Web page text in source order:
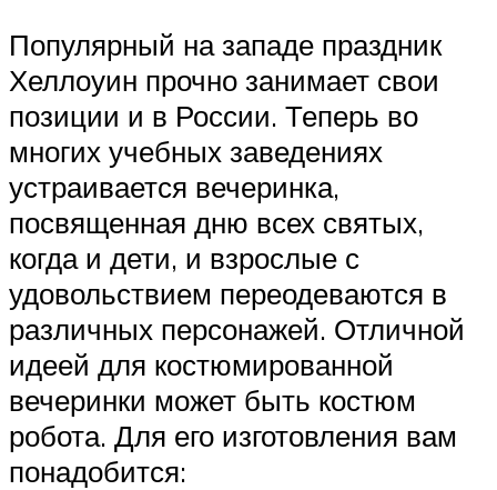
Популярный на западе праздник
Хеллоуин прочно занимает свои
позиции и в России. Теперь во
многих учебных заведениях
устраивается вечеринка,
посвященная дню всех святых,
когда и дети, и взрослые с
удовольствием переодеваются в
различных персонажей. Отличной
идеей для костюмированной
вечеринки может быть костюм
робота. Для его изготовления вам
понадобится: